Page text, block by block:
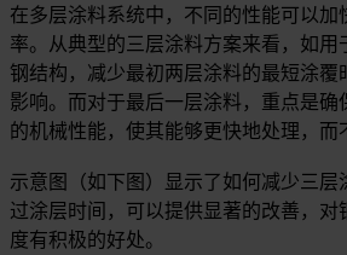
在多层涂料系统中，不同的性能可以加
率。从典型的三层涂料方案来看，如用
钢结构，减少最初两层涂料的最短涂覆
影响。而对于最后一层涂料，重点是确
的机械性能，使其能够更快地处理，而
示意图（如下图）显示了如何减少三层
过涂层时间，可以提供显著的改善，对
度有积极的好处。